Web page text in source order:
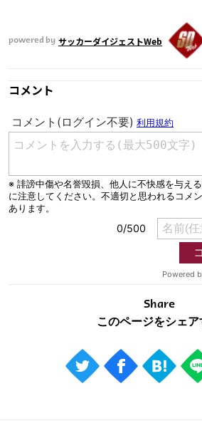
powered by サッカーダイジェストWeb
コメント
Share